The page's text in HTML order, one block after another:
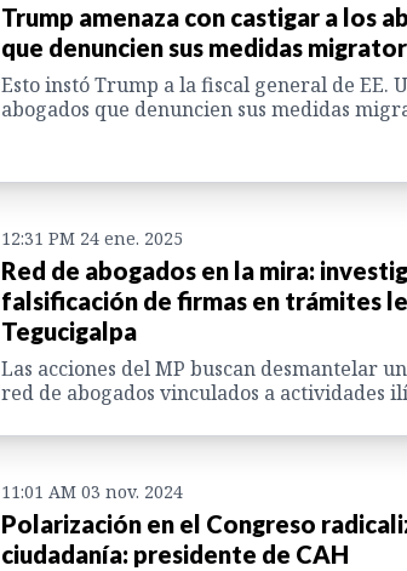
Trump amenaza con castigar a los
que denuncien sus medidas
Esto instó Trump a la fiscal general de EE.
abogados que denuncien sus medidas
12:31 PM 24 ene. 2025
Red de abogados en la mira:
falsificación de firmas en trámites
Tegucigalpa
Las acciones del MP buscan desmantelar
red de abogados vinculados a actividades
11:01 AM 03 nov. 2024
Polarización en el Congreso
ciudadanía: presidente de CAH